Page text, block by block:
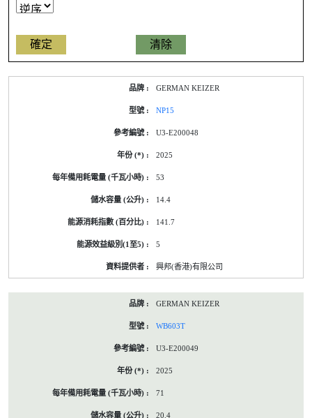
GERMAN KEIZER
NP15
U3-E200048
2025
53
14.4
141.7
5
興邦(香港)有限公司
GERMAN KEIZER
WB603T
U3-E200049
2025
71
20.4